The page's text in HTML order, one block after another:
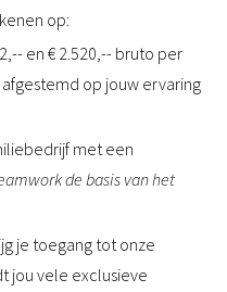
op:
en € 2.520,-- bruto per
afgestemd op jouw ervaring
met een
de basis van het
je toegang tot onze
jou vele exclusieve